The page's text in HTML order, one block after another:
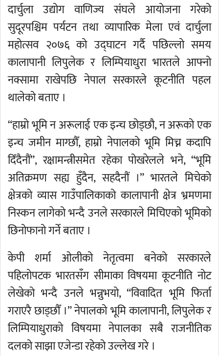
दार्चुला उद्योग वाणिज्य संघले आयोजना गरेको
सुदूरपश्चिम पर्यटन तथा व्यापारिक मेला एवं दार्चुला
महोत्सव २०७६ को उद्घाटन गर्दै पछिल्लो समय
कालापानी लिपुलेक र लिम्पियाधुरा भारतले आफ्नो
नक्सामा राखेपछि नेपाल सरकारले कूटनीति पहल
थालेको बताए ।
“हाम्रो भूमि न अरूलाई एक इन्च छोड्छौ, न अरूको एक
इन्च जमीन माग्छौँ, हाम्रो नेपालको भूमि मिच्न कदापि
दिँदैनौं”, रक्षामन्त्रीसमेत रहेका पोखरेलले भने, “भूमि
अतिक्रमण सह्य हुँदैन, सहदैनौं ।” भारतले मिचेको
क्षेत्रको व्यास गाउँपालिकाको कालापानी क्षेत्र भ्रमणमा
निस्कन लागेको भन्दै उनले सरकारले मिचिएको भूमिको
छिनोफानो गर्ने बताए ।
केपी शर्मा ओलीको नेतृत्वमा बनेको सरकारले
पहिलोपटक भारतसँग सीमाका विषयमा कूटनीति नोट
लेखेको भन्दै उनले भन्नुभयो, “विवादित भूमि फिर्ता
गराएरै छाड्छौँ ।” नेपालको भूमि कालापानी, लिपुलेक र
लिम्पियाधुराको विषयमा नेपालका सबै राजनीतिक
दलको साझा एजेन्डा रहेको उल्लेख गरे ।